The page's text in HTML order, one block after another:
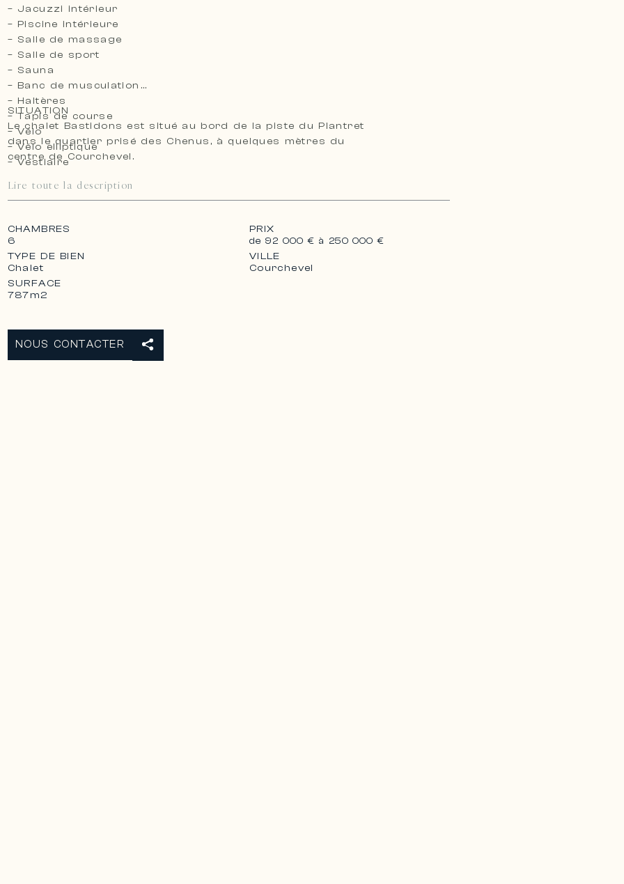
– Jacuzzi intérieur
– Piscine intérieure
– Salle de massage
– Salle de sport
– Sauna
– Banc de musculation
– Haltères
– Tapis de course
– Vélo
– Vélo elliptique
– Vestiaire
SITUATION
Le chalet Bastidons est situé au bord de la piste du Plantret
dans le quartier prisé des Chenus, à quelques mètres du
centre de Courchevel.
Lire toute la description
CHAMBRES
6
PRIX
de 92 000 € à 250 000 €
TYPE DE BIEN
Chalet
VILLE
Courchevel
SURFACE
787m2
NOUS CONTACTER